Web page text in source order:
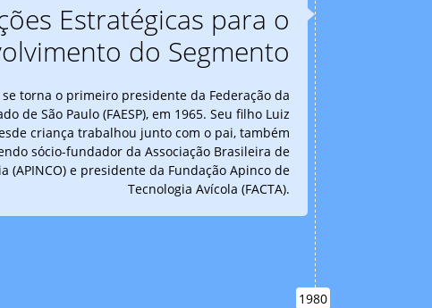
1980
Estratégicas para o
do Segmento
torna o primeiro presidente da Federação da
de São Paulo (FAESP), em 1965. Seu filho Luiz
criança trabalhou junto com o pai, também
sócio-fundador da Associação Brasileira de
(APINCO) e presidente da Fundação Apinco de
Tecnologia Avícola (FACTA).